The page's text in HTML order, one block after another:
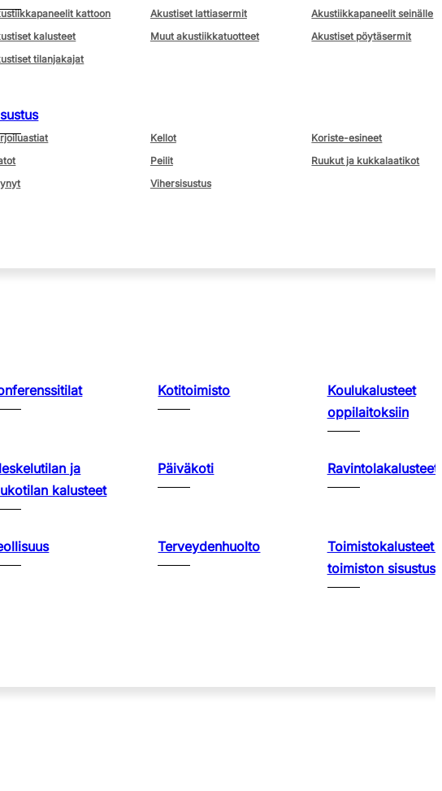
kattoon Akustiset lattiasermit
Akustiikkapaneelit seinälle
kalusteet
Muut akustiikkatuotteet
Akustiset pöytäsermit
tilanjakajat
Kellot
Koriste-esineet
Peilit
Ruukut ja kukkalaatikot
Vihersisustus
Kotitoimisto
Koulukalusteet
oppilaitoksiin
ja
kalusteet
Päiväkoti Ravintolakalusteet
Terveydenhuolto
Toimistokalusteet
toimiston sisustus